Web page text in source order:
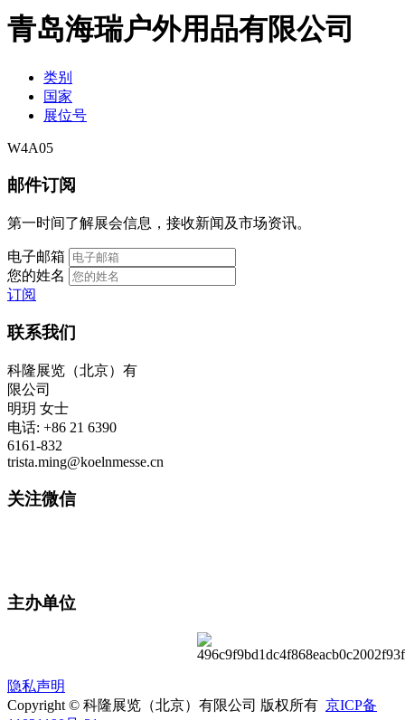
青岛海瑞户外用品有限公司
类别
国家
展位号
W4A05
邮件订阅
第一时间了解展会信息，接收新闻及市场资讯。
电子邮箱
您的姓名
订阅
联系我们
科隆展览（北京）有
限公司
明玥 女士
电话: +86 21 6390
6161-832
trista.ming@koelnmesse.cn
关注微信
主办单位
隐私声明
Copyright © 科隆展览（北京）有限公司 版权所有 京ICP备